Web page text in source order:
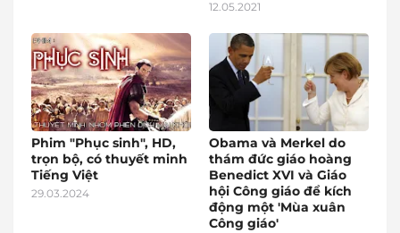
12.05.2021
Phim "Phục sinh", HD,
trọn bộ, có thuyết minh
Tiếng Việt
29.03.2024
Obama và Merkel do
thám đức giáo hoàng
Benedict XVI và Giáo
hội Công giáo để kích
động một 'Mùa xuân
Công giáo'